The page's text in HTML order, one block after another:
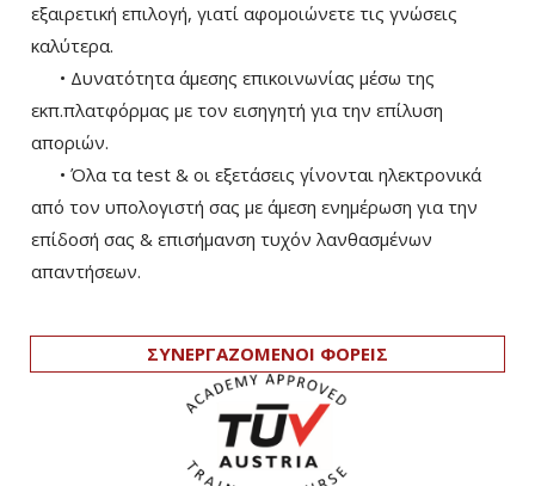
εξαιρετική επιλογή, γιατί αφομοιώνετε τις γνώσεις
καλύτερα.
• Δυνατότητα άμεσης επικοινωνίας μέσω της
εκπ.πλατφόρμας με τον εισηγητή για την επίλυση
αποριών.
• Όλα τα test & οι εξετάσεις γίνονται ηλεκτρονικά
από τον υπολογιστή σας με άμεση ενημέρωση για την
επίδοσή σας & επισήμανση τυχόν λανθασμένων
απαντήσεων.
ΣΥΝΕΡΓΑΖΟΜΕΝΟΙ ΦΟΡΕΙΣ